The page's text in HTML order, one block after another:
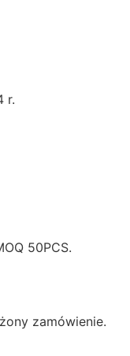
r.
50PCS.
zamówienie.